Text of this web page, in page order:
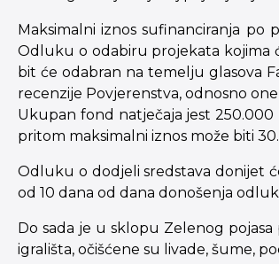
Maksimalni iznos sufinanciranja
Odluku o odabiru projekata kojima
bit će odabran na temelju glasova
recenzije Povjerenstva, odnosno
Ukupan fond natječaja jest
pritom maksimalni iznos može biti
Odluku o dodjeli sredstava donijet
od 10 dana od dana donošenja
Do sada je u sklopu Zelenog
igrališta, očišćene su livade, šume,